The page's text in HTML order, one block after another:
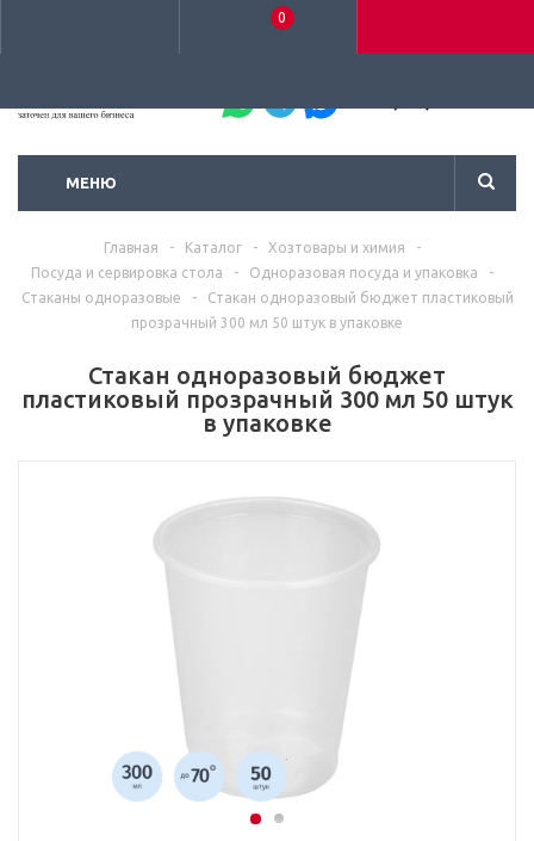
0
МЕНЮ
Главная - Каталог - Хозтовары и химия
-
Посуда и сервировка стола
- Одноразовая посуда и упаковка
-
Стаканы одноразовые
-
Стакан одноразовый бюджет пластиковый
прозрачный 300 мл 50 штук в упаковке
Стакан одноразовый бюджет
пластиковый прозрачный 300 мл 50 штук
в упаковке